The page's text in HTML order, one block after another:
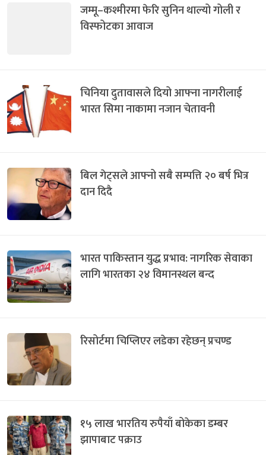
जम्मू–कश्मीरमा फेरि सुनिन थाल्यो गोली र
विस्फोटका आवाज
चिनिया दुतावासले दियो आफ्ना नागरीलाई
भारत सिमा नाकामा नजान चेतावनी
बिल गेट्सले आफ्नो सबै सम्पत्ति २० बर्ष भित्र
दान दिदै
भारत पाकिस्तान युद्ध प्रभाव: नागरिक सेवाका
लागि भारतका २४ विमानस्थल बन्द
रिसोर्टमा चिप्लिएर लडेका रहेछन् प्रचण्ड
१५ लाख भारतिय रुपैयाँ बोकेका डम्बर
झापाबाट पक्राउ